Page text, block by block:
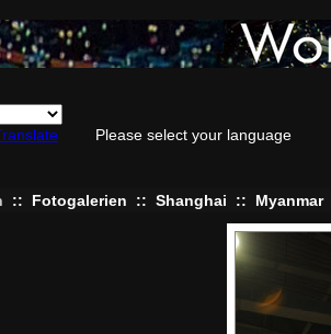
Please select your language
:: Fotogalerien :: Shanghai :: Myanmar